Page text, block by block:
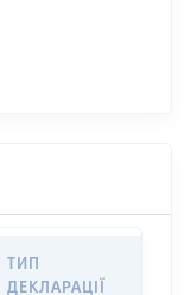
ТИП
ДЕКЛАРАЦІЇ